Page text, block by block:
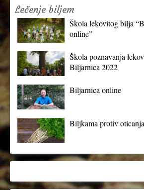
Lečenje biljem
Škola lekovitog bilja
online”
Škola poznavanja
Biljarnica 2022
Biljarnica online
Biljkama protiv